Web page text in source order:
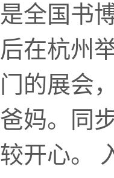
是全国书
后在杭州
门的展会
爸妈。同
较开心。